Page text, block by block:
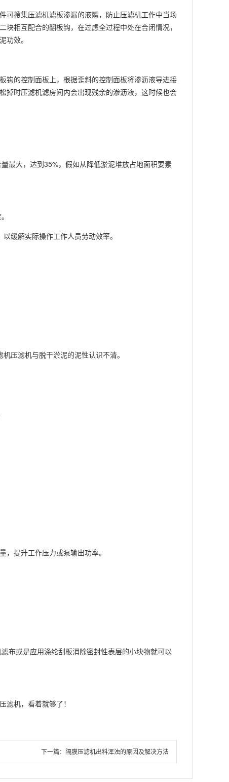
可搜集压滤机滤板渗漏的液體，防止压滤机工作中当场
相互配合的翻板钩，在过虑全过程中处在合闭情况，
功效。
钩的控制面板上，根据歪斜的控制面板将渗沥液导进接
掉时压滤机滤房间内会出现残余的渗沥液，这时候也会
最大，达到35%，假如从降低淤泥堆放占地面积要素
缓解实际操作工作人员劳动效率。
压滤机与脱干淤泥的泥性认识不清。
提升工作压力或泵输出功率。
布或是应用涤纶刮板消除密封性表层的小块物就可以
滤机，看着就够了！
下一篇： 隔膜压滤机出料浑浊的原因及解决方法